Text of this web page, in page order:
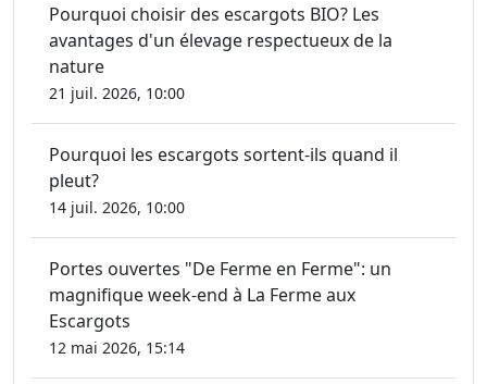
Pourquoi choisir des escargots BIO? Les
avantages d'un élevage respectueux de la
nature
21 juil. 2026, 10:00
Pourquoi les escargots sortent-ils quand il
pleut?
14 juil. 2026, 10:00
Portes ouvertes "De Ferme en Ferme": un
magnifique week-end à La Ferme aux
Escargots
12 mai 2026, 15:14